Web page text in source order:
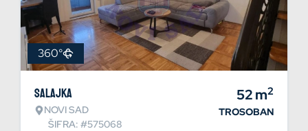
360°
Salajka
NOVI SAD
ŠIFRA: #575068
52m2
TROSOBAN